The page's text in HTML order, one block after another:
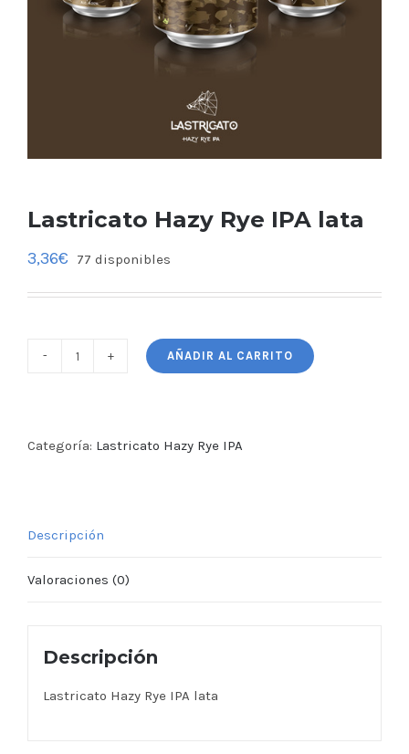
Lastricato Hazy Rye IPA lata
3,36€ 77 disponibles
IPA
AÑADIR AL CARRITO
Categoría: Lastricato Hazy Rye IPA
Descripción
Valoraciones (0)
Descripción
Lastricato Hazy Rye IPA lata